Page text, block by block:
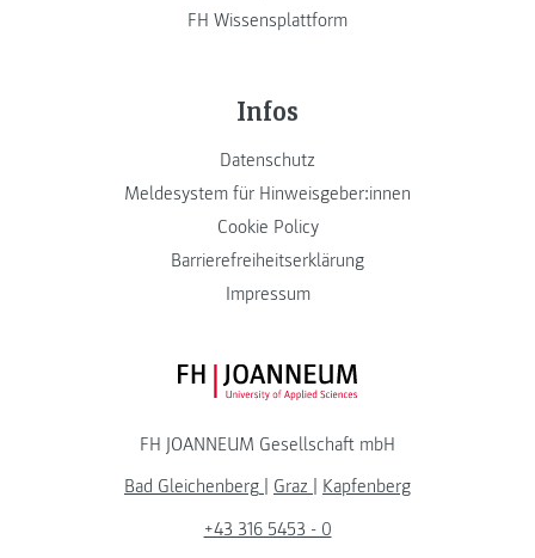
FH Wissensplattform
Infos
Datenschutz
Meldesystem für Hinweisgeber:innen
Cookie Policy
Barrierefreiheitserklärung
Impressum
FH JOANNEUM Logo
FH JOANNEUM Gesellschaft mbH
Bad Gleichenberg
Graz
Kapfenberg
+43 316 5453 - 0